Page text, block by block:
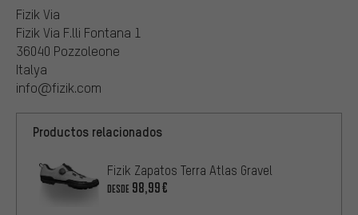
Fizik Via
Fizik Via F.lli Fontana 1
36040 Pozzoleone
Italya
info@fizik.com
Productos relacionados
Fizik Zapatos Terra Atlas Gravel
DESDE 98,99€